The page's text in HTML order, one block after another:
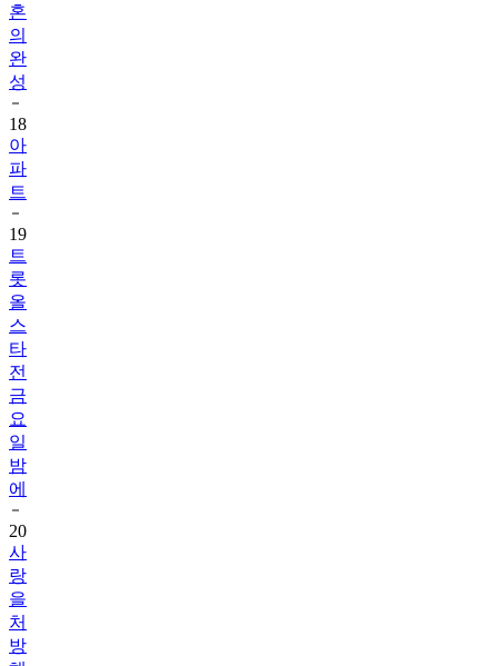
혼
의
완
성
18
아
파
트
19
트
롯
올
스
타
전
금
요
일
밤
에
20
사
랑
을
처
방